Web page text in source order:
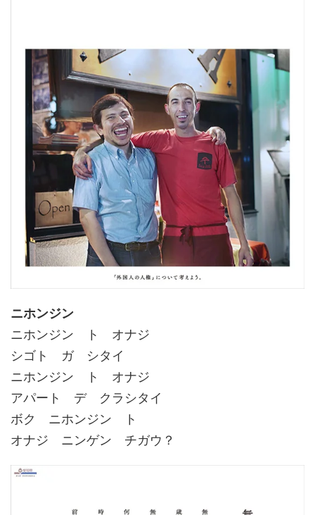
ニホンジン
ニホンジン ト オナジ
シゴト ガ シタイ
ニホンジン ト オナジ
アパート デ クラシタイ
ボク ニホンジン ト
オナジ ニンゲン チガウ？